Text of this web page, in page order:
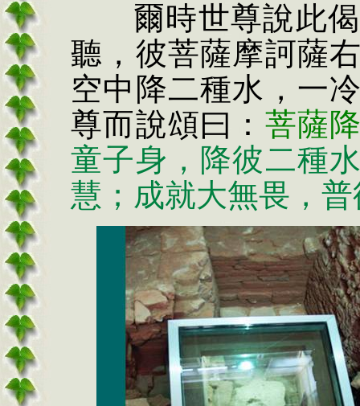
爾時世尊說此
聽，彼菩薩摩訶薩
空中降二種水，一
尊而說頌曰： 菩薩
童子身，降彼二種
慧；成就大無畏，普